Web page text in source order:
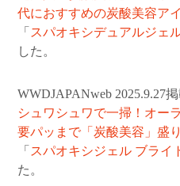
販売店
よくあるご質問
ベストコスメ受賞アイテム
ショッピングガイド
代におすすめの炭酸美容ア
「 スパオキシデュアルジェ
した。
WWDJAPANweb 2025.9.27
シュワシュワで一掃！オー
要パッまで「炭酸美容」盛
「 スパオキシジェル ブライ
た。